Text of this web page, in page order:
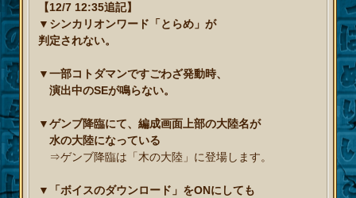
【12/7 12:35追記】
▼シンカリオンワード「とらめ」が
判定されない。
▼一部コトダマンですごわざ発動時、
演出中のSEが鳴らない。
▼ゲンブ降臨にて、編成画面上部の大陸名が
水の大陸になっている
⇒ゲンブ降臨は「木の大陸」に登場します。
▼「ボイスのダウンロード」をONにしても